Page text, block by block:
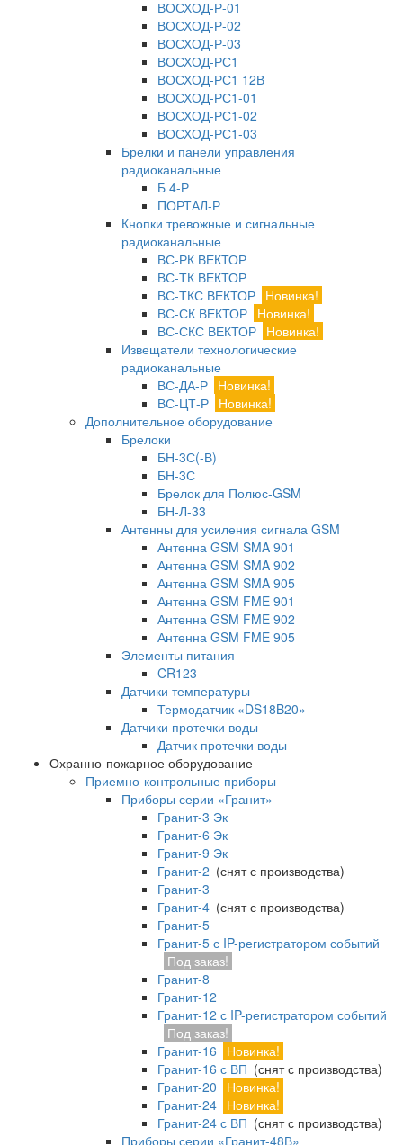
ВОСХОД-Р-01
ВОСХОД-Р-02
ВОСХОД-Р-03
ВОСХОД-РС1
ВОСХОД-РС1 12В
ВОСХОД-РС1-01
ВОСХОД-РС1-02
ВОСХОД-РС1-03
Брелки и панели управления
радиоканальные
Б 4-Р
ПОРТАЛ-Р
Кнопки тревожные и сигнальные
радиоканальные
ВС-РК ВЕКТОР
ВС-ТК ВЕКТОР
ВС-ТКС ВЕКТОР Новинка!
ВС-СК ВЕКТОР Новинка!
ВС-СКС ВЕКТОР Новинка!
Извещатели технологические
радиоканальные
ВС-ДА-Р Новинка!
ВС-ЦТ-Р Новинка!
Дополнительное оборудование
Брелоки
БН-3С(-В)
БН-3С
Брелок для Полюс-GSM
БН-Л-33
Антенны для усиления сигнала GSM
Антенна GSM SMA 901
Антенна GSM SMA 902
Антенна GSM SMA 905
Антенна GSM FME 901
Антенна GSM FME 902
Антенна GSM FME 905
Элементы питания
CR123
Датчики температуры
Термодатчик «DS18B20»
Датчики протечки воды
Датчик протечки воды
Охранно-пожарное оборудование
Приемно-контрольные приборы
Приборы серии «Гранит»
Гранит-3 Эк
Гранит-6 Эк
Гранит-9 Эк
Гранит-2 (снят с производства)
Гранит-3
Гранит-4 (снят с производства)
Гранит-5
Гранит-5 с IP-регистратором событий
Под заказ!
Гранит-8
Гранит-12
Гранит-12 с IP-регистратором событий
Под заказ!
Гранит-16
Новинка!
Гранит-16 с ВП (снят с производства)
Гранит-20
Новинка!
Гранит-24 Новинка!
Гранит-24 с ВП (снят с производства)
Приборы серии «Гранит-48В»